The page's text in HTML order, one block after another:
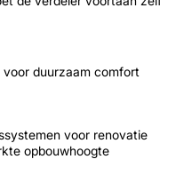
voor duurzaam comfort
voor renovatie
opbouwhoogte